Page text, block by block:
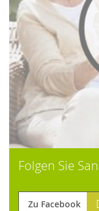
Folgen Sie
Zu Facebook